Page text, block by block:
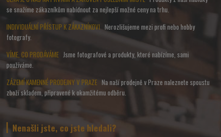
se snažíme zákazníkům nabídnout za nejlepší možné ceny na trhu.
INDIVIDUÁLNÍ PŘÍSTUP K ZÁKAZNÍKOVINerozlišujeme mezi profi nebo hobby
fotografy.
VÍME, CO PRODÁVÁMEJsme fotografové a produkty, které nabízíme, sami
používáme.
ZÁZEMÍ KAMENNÉ PRODEJNY V PRAZENa naší prodejně v Praze naleznete spoustu
zboží skladem, připravené k okamžitému odběru.
Nenašli jste, co jste hledali?